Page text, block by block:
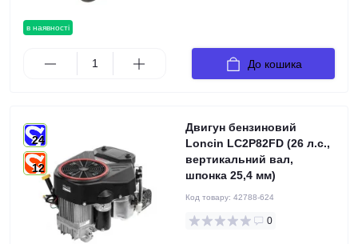
в наявності
До кошика
24
12
Двигун бензиновий
Loncin LC2Р82FD (26 л.с.,
вертикальний вал,
шпонка 25,4 мм)
Код товару: 42788-624
0